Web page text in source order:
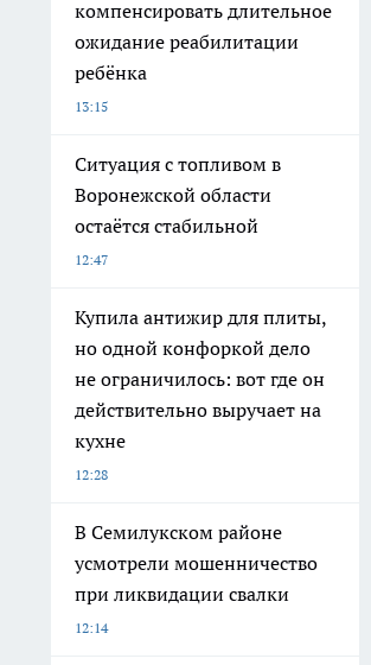
компенсировать длительное
ожидание реабилитации
ребёнка
13:15
Ситуация с топливом в
Воронежской области
остаётся стабильной
12:47
Купила антижир для плиты,
но одной конфоркой дело
не ограничилось: вот где он
действительно выручает на
кухне
12:28
В Семилукском районе
усмотрели мошенничество
при ликвидации свалки
12:14